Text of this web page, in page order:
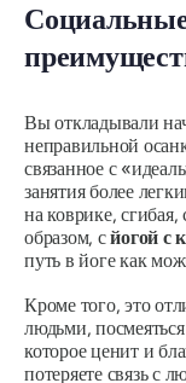
Вы откладывали
неправильной
связанное с
занятия более
на коврике,
образом, сйогой с
путь в йоге как
Кроме того, это
людьми,
которое ценит и
потеряете связь с